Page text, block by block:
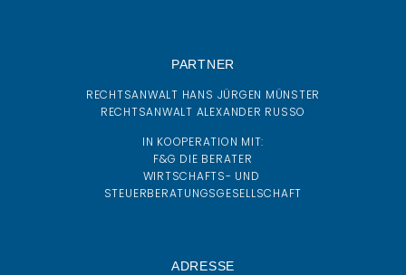
PARTNER
RECHTSANWALT HANS JÜRGEN MÜNSTER
RECHTSANWALT ALEXANDER RUSSO
IN KOOPERATION MIT:
F&G DIE BERATER
WIRTSCHAFTS- UND
STEUERBERATUNGSGESELLSCHAFT
ADRESSE